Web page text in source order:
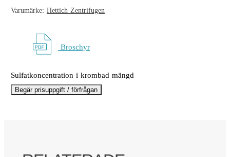
Varumärke: Hettich Zentrifugen
Broschyr
Sulfatkoncentration i krombad mängd
Begär prisuppgift / förfrågan